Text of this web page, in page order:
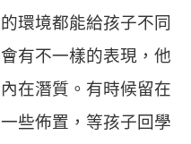
環境都能給孩子不同
有不一樣的表現，他
在潛質。有時候留在
些佈置，等孩子回學